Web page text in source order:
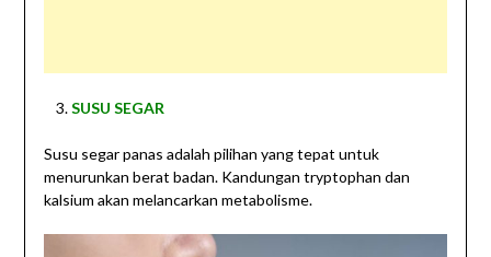
SUSU SEGAR
Susu segar panas adalah pilihan yang tepat untuk
menurunkan berat badan. Kandungan tryptophan dan
kalsium akan melancarkan metabolisme.